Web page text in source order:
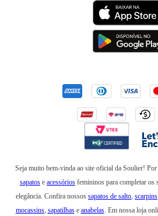
Seja muito bem-vinda ao site oficial da Soulier!
sapatos e acessórios femininos para completar os
elegância. Confira nossos sapatos de salto scarpins
mocassins, sapatilhase anabelas. Em nossa loja